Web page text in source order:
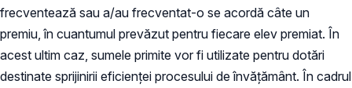
frecventează sau a/au frecventat-o se acordă câte un
premiu, în cuantumul prevăzut pentru fiecare elev premiat. În
acest ultim caz, sumele primite vor fi utilizate pentru dotări
destinate sprijinirii eficienţei procesului de învăţământ. În cadrul